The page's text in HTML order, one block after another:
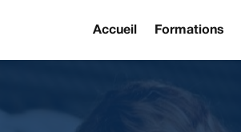
Accueil Formations